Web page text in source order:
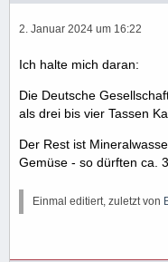
2. Januar 2024 um 16:22
Ich halte mich daran:
Die Deutsche
als drei bis vier Tassen
Der Rest ist
Gemüse - so dürften ca.
Einmal editiert, zuletzt von